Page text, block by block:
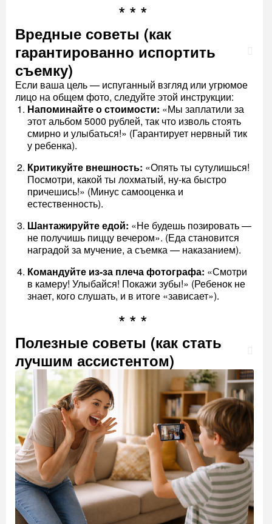
Вредные советы (как
гарантированно испортить
съемку)
Если ваша цель — испуганный взгляд или угрюмое
лицо на общем фото, следуйте этой инструкции:
Напоминайте о стоимости: «Мы заплатили за
этот альбом 5000 рублей, так что изволь стоять
смирно и улыбаться!» (Гарантирует нервный тик
у ребенка).
Критикуйте внешность: «Опять ты сутулишься!
Посмотри, какой ты лохматый, ну-ка быстро
причешись!» (Минус самооценка и
естественность).
Шантажируйте едой: «Не будешь позировать —
не получишь пиццу вечером». (Еда становится
наградой за мучение, а съемка — наказанием).
Командуйте из-за плеча фотографа: «Смотри
в камеру! Улыбайся! Покажи зубы!» (Ребенок не
знает, кого слушать, и в итоге «зависает»).
Полезные советы (как стать
лучшим ассистентом)